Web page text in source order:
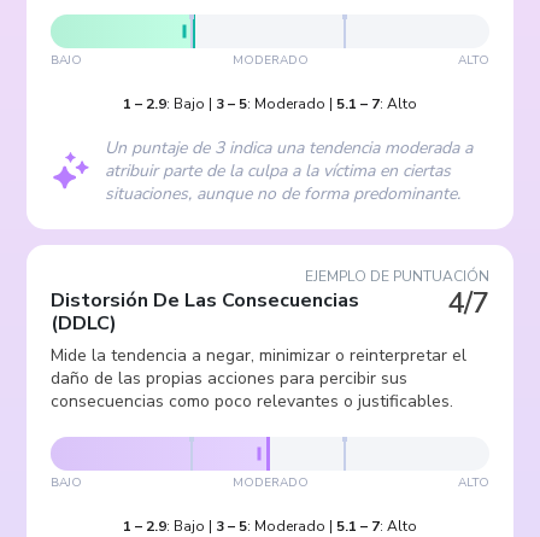
BAJO MODERADO ALTO
1 – 2.9: Bajo | 3– 5: Moderado | 5.1 – 7: Alto
Un puntaje de 3 indica una tendencia moderada a
atribuir parte de la culpa a la víctima en ciertas
situaciones, aunque no de forma predominante.
EJEMPLO DE PUNTUACIÓN
4/7
Distorsión De Las Consecuencias
(DDLC)
Mide la tendencia a negar, minimizar o reinterpretar el
daño de las propias acciones para percibir sus
consecuencias como poco relevantes o justificables.
BAJO MODERADO ALTO
1 – 2.9: Bajo | 3– 5: Moderado | 5.1 – 7: Alto